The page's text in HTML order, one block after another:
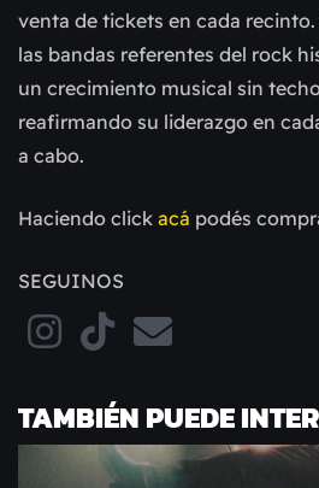
venta de tickets en cada
las bandas referentes del rock
un crecimiento musical sin
reafirmando su liderazgo en
a cabo.
Haciendo click acá podés
SEGUINOS
TAMBIÉN PUEDE